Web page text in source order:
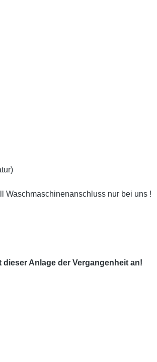
Waschmaschinenanschluss nur bei uns !
Anlage der Vergangenheit an!